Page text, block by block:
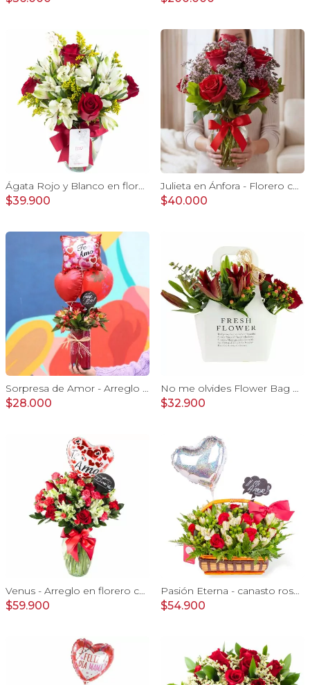
Ágata Rojo y Blanco en florero - rosas y astromelias
$39.900
Julieta en Ánfora - Florero con 10 rosas rojo y limonium
$40.000
Sorpresa de Amor - Arreglo floral con globo Te Amo, rosas rojo y astromelias
$28.000
No me olvides Flower Bag Rojo - Arreglo Floral con liliums y rosas rojo, hypericum y eucaliptus dolar
$32.900
Venus - Arreglo en florero con Rosas, Astromelias y Claveles
$59.900
Pasión Eterna - canasto rosas rojo astromeia globo corazon
$54.900